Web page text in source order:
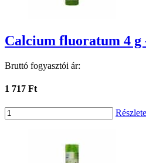
Calcium fluoratum 4 g
Bruttó fogyasztói ár:
1 717 Ft